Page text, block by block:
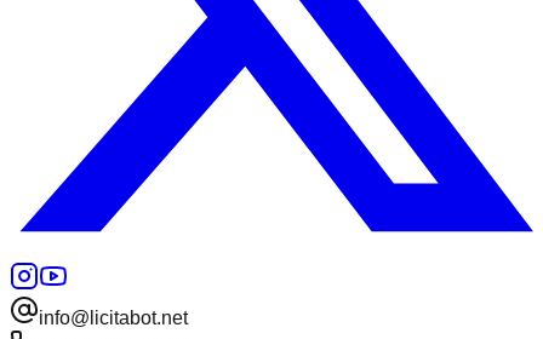
info@licitabot.net